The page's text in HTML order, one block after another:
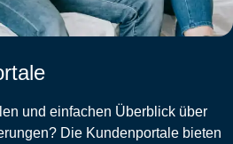
und einfachen Überblick über
Die Kundenportale bieten